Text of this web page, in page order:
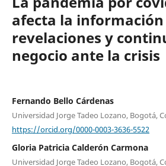
afecta la
revelaciones y
negocio ante la crisis
Fernando Bello Cárdenas
Universidad Jorge Tadeo Lozano, Bogotá,
https://orcid.org/0000-0003-3636-5522
Gloria Patricia Calderón Carmona
Universidad Jorge Tadeo Lozano, Bogotá,